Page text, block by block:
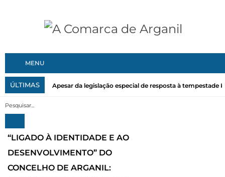
MENU
ÚLTIMAS Apesar da legislação especial de resposta à tempestade
“LIGADO À IDENTIDADE E AO
DESENVOLVIMENTO” DO
CONCELHO DE ARGANIL: